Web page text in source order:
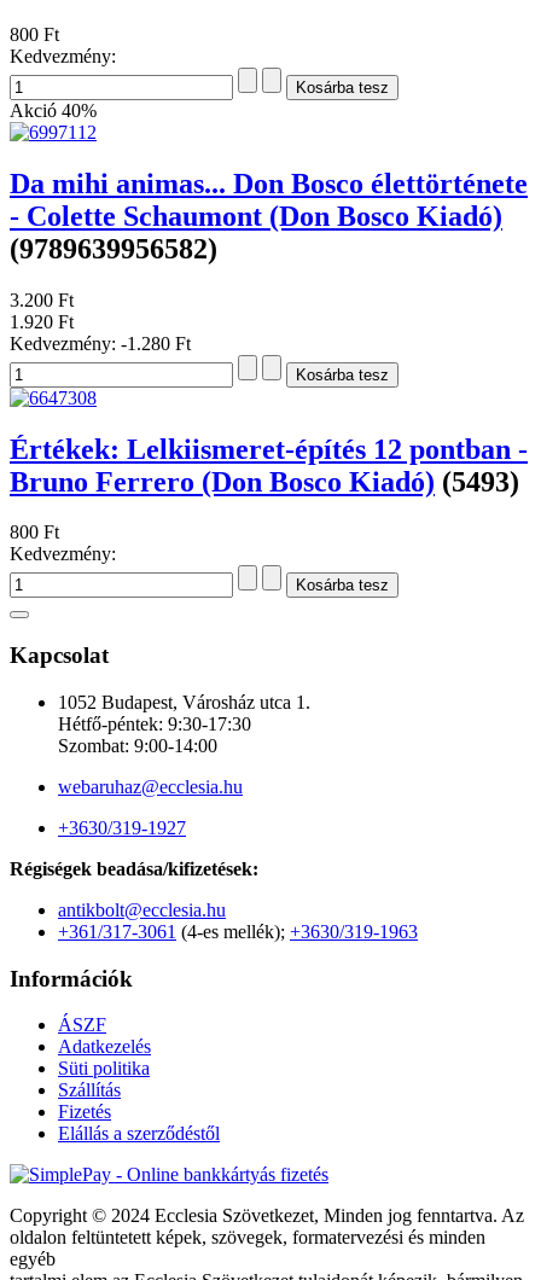
800 Ft
Kedvezmény:
Akció 40%
Da mihi animas... Don Bosco élettörténete
- Colette Schaumont (Don Bosco Kiadó)
(9789639956582)
3.200 Ft
1.920 Ft
Kedvezmény: -1.280 Ft
Értékek: Lelkiismeret-építés 12 pontban -
Bruno Ferrero (Don Bosco Kiadó) (5493)
800 Ft
Kedvezmény:
Kapcsolat
1052 Budapest, Városház utca 1.
Hétfő-péntek: 9:30-17:30
Szombat: 9:00-14:00
webaruhaz@ecclesia.hu
+3630/319-1927
Régiségek beadása/kifizetések:
antikbolt@ecclesia.hu
+361/317-3061 (4-es mellék); +3630/319-1963
Információk
ÁSZF
Adatkezelés
Süti politika
Szállítás
Fizetés
Elállás a szerződéstől
Copyright © 2024 Ecclesia Szövetkezet, Minden jog fenntartva. Az
oldalon feltüntetett képek, szövegek, formatervezési és minden
egyéb